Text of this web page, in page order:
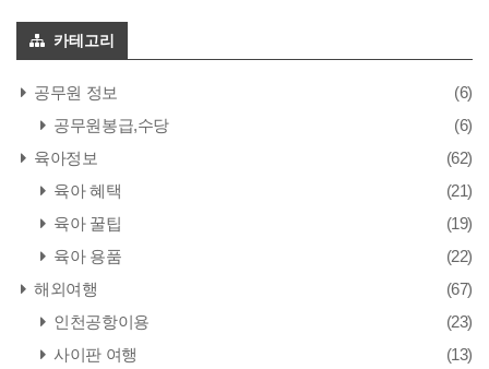
카테고리
공무원 정보
(6)
공무원봉급,수당
(6)
육아정보
(62)
육아 혜택
(21)
육아 꿀팁
(19)
육아 용품
(22)
해외여행
(67)
인천공항이용
(23)
사이판 여행
(13)